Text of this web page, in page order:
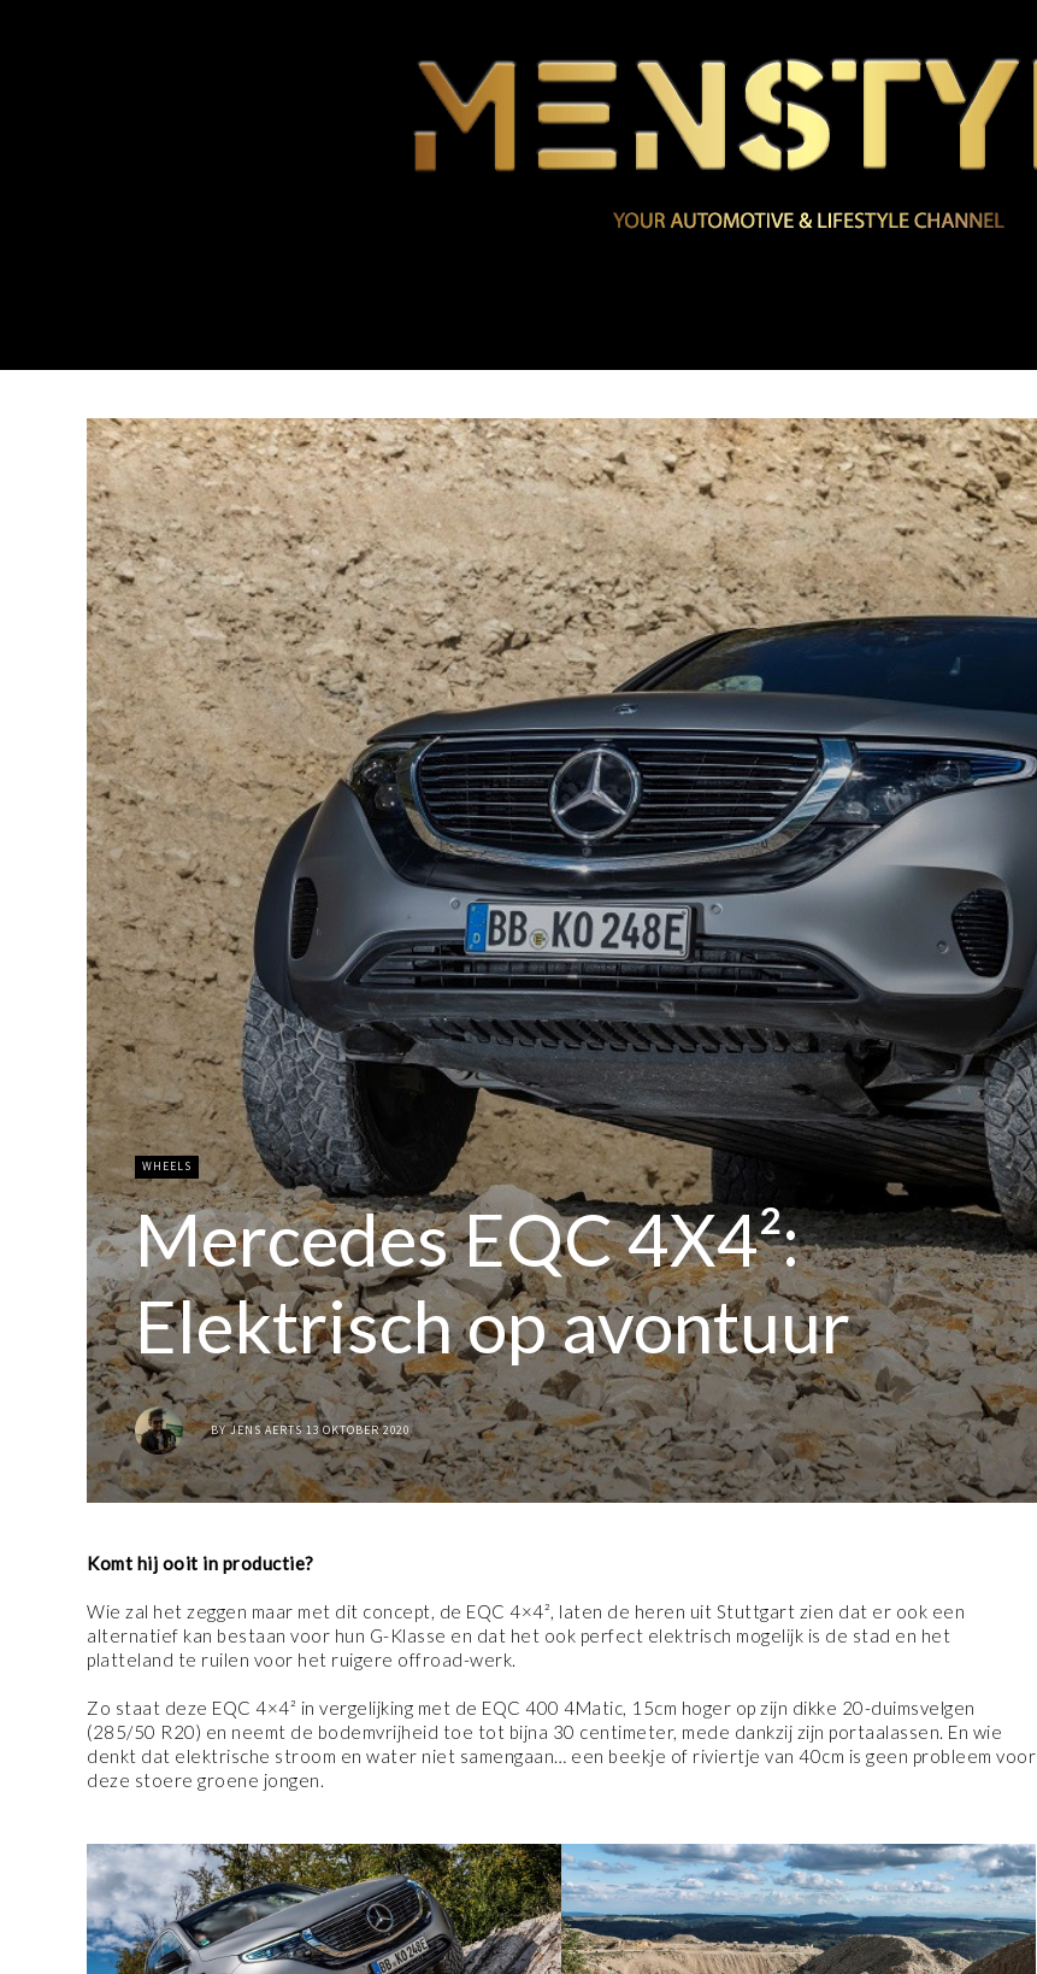
WHEELS
Mercedes EQC 4X4²:
Elektrisch op avontuur
BY JENS AERTS 13 OKTOBER 2020
Komt hij ooit in productie?
Wie zal het zeggen maar met dit concept, de EQC 4×4², laten de heren uit Stuttgart zien dat er ook een
alternatief kan bestaan voor hun G-Klasse en dat het ook perfect elektrisch mogelijk is de stad en het
platteland te ruilen voor het ruigere offroad-werk.
Zo staat deze EQC 4×4² in vergelijking met de EQC 400 4Matic, 15cm hoger op zijn dikke 20-duimsvelgen
(285/50 R20) en neemt de bodemvrijheid toe tot bijna 30 centimeter, mede dankzij zijn portaalassen. En wie
denkt dat elektrische stroom en water niet samengaan… een beekje of riviertje van 40cm is geen probleem voor
deze stoere groene jongen.